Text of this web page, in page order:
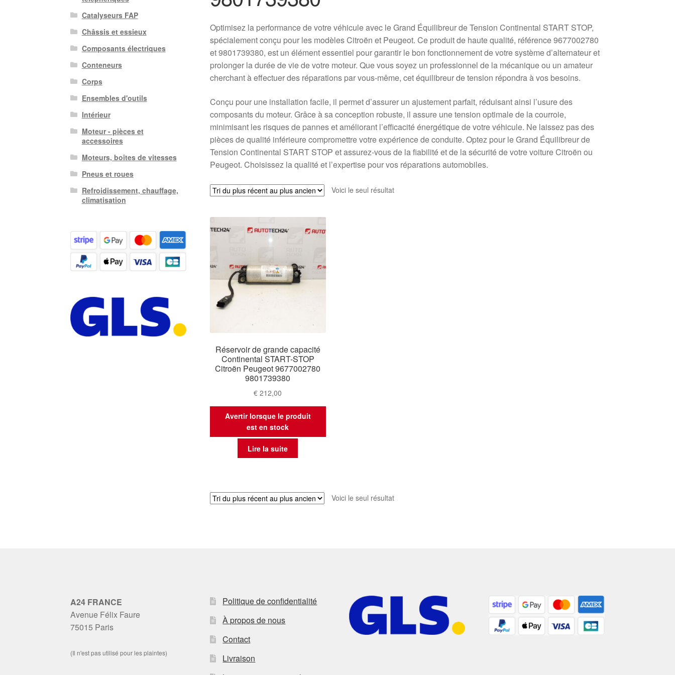
Optimisez la performance de votre véhicule avec le Grand Équilibreur de Tension Continental START STOP,
spécialement conçu pour les modèles Citroën et Peugeot. Ce produit de haute qualité, référence 9677002780
et 9801739380, est un élément essentiel pour garantir le bon fonctionnement de votre système d’alternateur et
prolonger la durée de vie de votre moteur. Que vous soyez un professionnel de la mécanique ou un amateur
cherchant à effectuer des réparations par vous-même, cet équilibreur de tension répondra à vos besoins.
Conçu pour une installation facile, il permet d’assurer un ajustement parfait, réduisant ainsi l’usure des
composants du moteur. Grâce à sa conception robuste, il assure une tension optimale de la courroie,
minimisant les risques de pannes et améliorant l’efficacité énergétique de votre véhicule. Ne laissez pas des
pièces de qualité inférieure compromettre votre expérience de conduite. Optez pour le Grand Équilibreur de
Tension Continental START STOP et assurez-vous de la fiabilité et de la sécurité de votre voiture Citroën ou
Peugeot. Choisissez la qualité et l’expertise pour vos réparations automobiles.
Voici le seul résultat
Réservoir de grande capacité
Continental START-STOP
Citroën Peugeot 9677002780
9801739380
€ 212,00
Avertir lorsque le produit
est en stock
Lire la suite
Voici le seul résultat
Catalyseurs FAP
Châssis et essieux
Composants électriques
Conteneurs
Corps
Ensembles d'outils
Intérieur
Moteur - pièces et
accessoires
Moteurs, boîtes de vitesses
Pneus et roues
Refroidissement, chauffage,
climatisation
A24 FRANCE
Avenue Félix Faure
75015 Paris
(Il n'est pas utilisé pour les plaintes)
Politique de confidentialité
À propos de nous
Contact
Livraison